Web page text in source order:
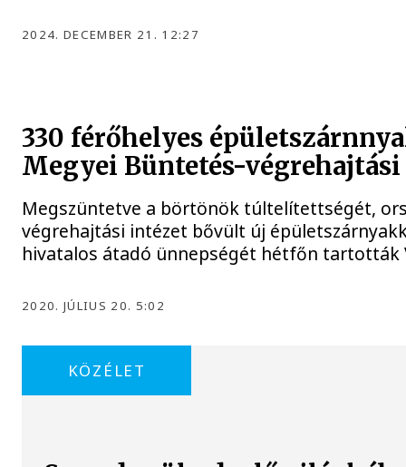
2024. DECEMBER 21. 12:27
330 férőhelyes
Megyei Büntetés-
Megszüntetve a börtönök túltelítettségét,
végrehajtási intézet bővült új
hivatalos átadó ünnepségét hétfőn tartották
2020. JÚLIUS 20. 5:02
KÖZÉLET